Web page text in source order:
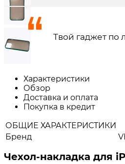
Твой гаджет по
Характеристики
Обзор
Доставка и оплата
Покупка в кредит
ОБЩИЕ ХАРАКТЕРИСТИКИ
Бренд
Чехол-накладка для